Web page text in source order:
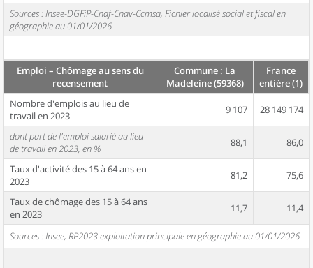
Sources : Insee-DGFiP-Cnaf-Cnav-Ccmsa, Fichier localisé social et fiscal en
géographie au 01/01/2026
Emploi – Chômage au sens du
recensement
Commune : La
Madeleine (59368)
France
entière (1)
Nombre d'emplois au lieu de
travail en 2023
9 107 28 149 174
dont part de l'emploi salarié au lieu
de travail en 2023, en %
88,1 86,0
Taux d'activité des 15 à 64 ans en
2023
81,2 75,6
Taux de chômage des 15 à 64 ans
en 2023
11,7 11,4
Sources : Insee, RP2023 exploitation principale en géographie au 01/01/2026